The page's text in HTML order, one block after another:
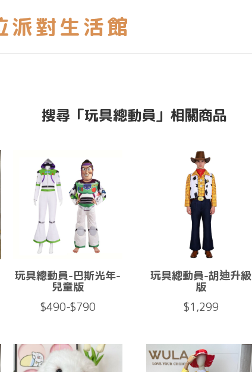
搜尋「玩具總動員」相關商品
玩具總動員-巴斯光年-
兒童版
$490-$790
玩具總動員-胡迪升級
版
$1,299